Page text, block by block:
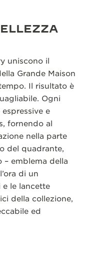
uniscono il
Grande Maison
Il risultato è
Ogni
e
fornendo al
nella parte
del quadrante,
– emblema della
di un
le lancette
della collezione,
ed